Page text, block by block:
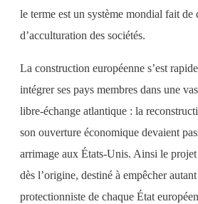
le terme est un système mondial fait de
d’acculturation des sociétés.
La construction européenne s’est
intégrer ses pays membres dans une
libre-échange atlantique : la
son ouverture économique devaient
arrimage aux États-Unis. Ainsi le projet
dès l’origine, destiné à empêcher
protectionniste de chaque État